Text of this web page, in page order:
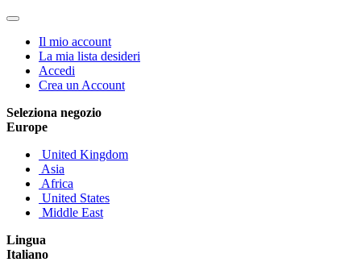
Il mio account
La mia lista desideri
Accedi
Crea un Account
Seleziona negozio
Europe
United Kingdom
Asia
Africa
United States
Middle East
Lingua
Italiano